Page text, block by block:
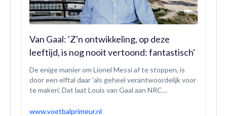
Van Gaal: 'Z'n ontwikkeling, op deze
leeftijd, is nog nooit vertoond: fantastisch'
De enige manier om Lionel Messi af te stoppen, is
door een elftal daar 'als geheel verantwoordelijk voor
te maken'. Dat laat Louis van Gaal aan NRC
trainers een rondvraag over de superster van
www.voetbalprimeur.nl